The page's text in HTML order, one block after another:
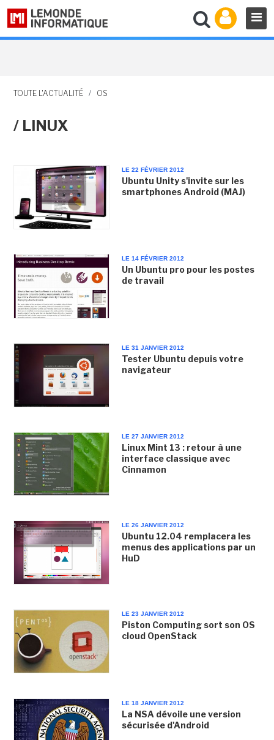
TOUTE L'ACTUALITÉ / OS
/ LINUX
LE 22 FÉVRIER 2012
Ubuntu Unity s'invite sur les
smartphones Android (MAJ)
LE 14 FÉVRIER 2012
Un Ubuntu pro pour les postes
de travail
LE 31 JANVIER 2012
Tester Ubuntu depuis votre
navigateur
LE 27 JANVIER 2012
Linux Mint 13 : retour à une
interface classique avec
Cinnamon
LE 26 JANVIER 2012
Ubuntu 12.04 remplacera les
menus des applications par un
HuD
LE 23 JANVIER 2012
Piston Computing sort son OS
cloud OpenStack
LE 18 JANVIER 2012
La NSA dévoile une version
sécurisée d'Android